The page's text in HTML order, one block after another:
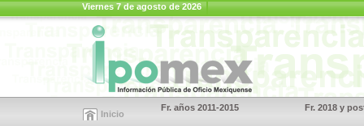
Viernes 7 de agosto de 2026
Inicio
Fr. años 2011-2015 Fr. 2018 y